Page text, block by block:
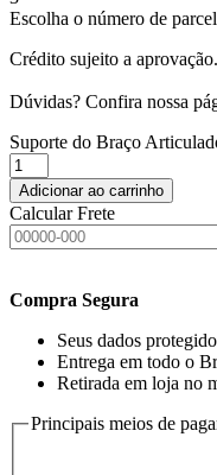
Escolha o número de
Crédito sujeito a aprovação.
Dúvidas? Confira nossa
Suporte do Braço
Adicionar ao carrinho
Calcular Frete
Compra Segura
Seus dados
Entrega em todo o
Retirada em loja no
Principais meios de